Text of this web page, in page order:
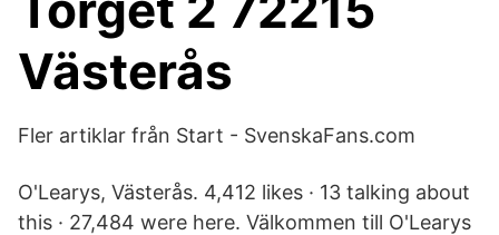
Västerås
Fler artiklar från Start - SvenskaFans.com
O'Learys, Västerås. 4,412 likes · 13 talking about
this · 27,484 were here. Välkommen till O'Learys